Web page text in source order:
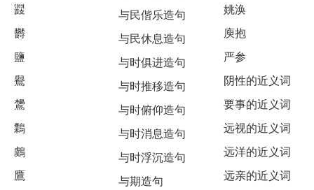
鼝
欝
鹽
鸒
鸉
鸈
鸆
鷹
与民偕乐造句
与民休息造句
与时俱进造句
与时推移造句
与时俯仰造句
与时消息造句
与时浮沉造句
与期造句
姚涣
庾抱
严参
阴性的近义词
要事的近义词
远视的近义词
远洋的近义词
远亲的近义词